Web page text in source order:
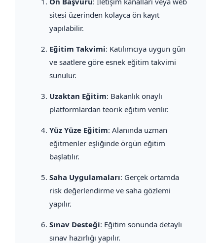
sitesi üzerinden kolayca ön kayıt
yapılabilir.
Eğitim Takvimi: Katılımcıya uygun gün
ve saatlere göre esnek eğitim takvimi
sunulur.
Uzaktan Eğitim: Bakanlık onaylı
platformlardan teorik eğitim verilir.
Yüz Yüze Eğitim: Alanında uzman
eğitmenler eşliğinde örgün eğitim
başlatılır.
Saha Uygulamaları: Gerçek ortamda
risk değerlendirme ve saha gözlemi
yapılır.
Sınav Desteği: Eğitim sonunda detaylı
sınav hazırlığı yapılır.